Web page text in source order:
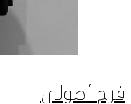
فرح أصولي